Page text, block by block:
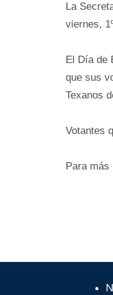
La
viernes,
El Día de
que sus
Texanos
Votantes
Para